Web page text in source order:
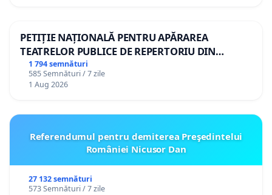
PETIȚIE NAȚIONALĂ PENTRU APĂRAREA
TEATRELOR PUBLICE DE REPERTORIU DIN
ROMÂNIA
1 794 semnături
585 Semnături / 7 zile
1 Aug 2026
Referendumul pentru demiterea Preşedintelui
României Nicusor Dan
27 132 semnături
573 Semnături / 7 zile